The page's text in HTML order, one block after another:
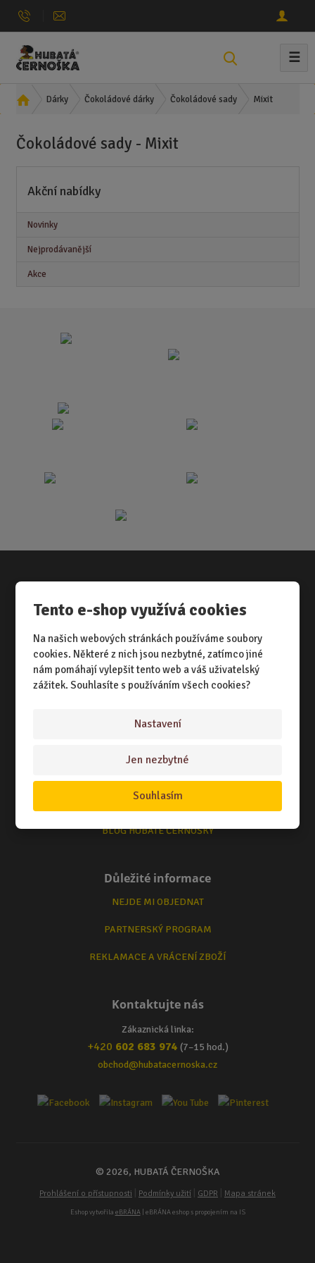
Tento e-shop využívá cookies
Na našich webových stránkách používáme soubory
cookies. Některé z nich jsou nezbytné, zatímco jiné
nám pomáhají vylepšit tento web a váš uživatelský
zážitek. Souhlasíte s používáním všech cookies?
Nastavení
Jen nezbytné
Souhlasím
☰
Ú
d
s
r
n
a
Dárky Čokoládové dárky Čokoládové sady Mixit
Čokoládové sady - Mixit
Akční nabídky
Novinky
Nejprodávanější
Akce
NÁKUPNÍ RÁDCE
TERMÍNY ODESLÁNÍ ZBOŽÍ
ZPŮSOB DORUČENÍ
Zajímá Vás
KONTAKTUJTE NÁS
BLOG HUBATÉ ČERNOŠKY
Důležité informace
NEJDE MI OBJEDNAT
PARTNERSKÝ PROGRAM
REKLAMACE A VRÁCENÍ ZBOŽÍ
Kontaktujte nás
Zákaznická linka:
+420 602 683 974 (7–15 hod.)
obchod@hubatacernoska.cz
© 2026, HUBATÁ ČERNOŠKA
Prohlášení o přístupnosti Podmínky užití GDPR Mapa stránek
Eshop vytvořila eBRÁNA| eBRÁNA eshop s propojením na IS